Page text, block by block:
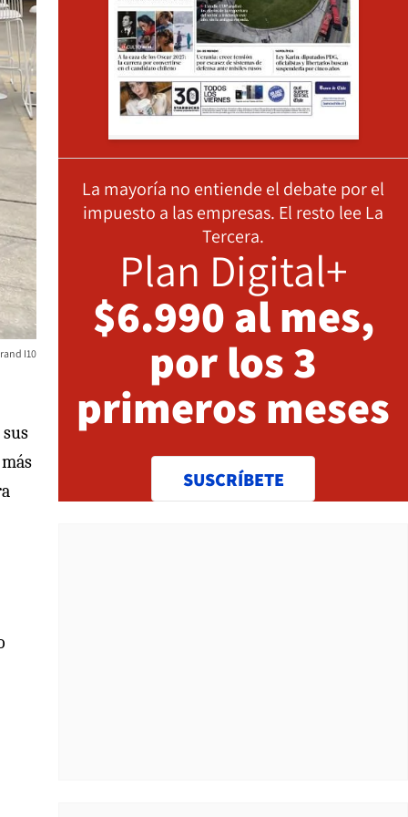
I10
La mayoría no entiende el debate por el
impuesto a las empresas. El resto lee La
Tercera.
Plan Digital+
$6.990 al mes,
por los 3
primeros meses
SUSCRÍBETE